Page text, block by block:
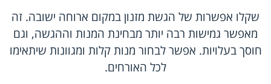
שקלו אפשרות של הגשת מזנון במקום ארוחה ישובה. זה
מאפשר גמישות רבה יותר מבחינת המנות וההגשה, וגם
חוסך בעלויות. אפשר לבחור מנות קלות ומגוונות שיתאימו
לכל האורחים.